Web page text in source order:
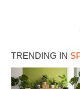
TRENDING IN